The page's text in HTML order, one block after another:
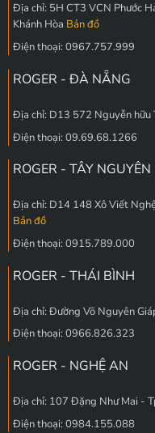
Địa chỉ: 5H CT3 VCN Phước
Khánh Hòa Bản đồ
Điện thoại: 0967.757.999
ROGER - ĐÀ NẴNG
Địa chỉ: D13 572 Nguyễn hữu
Điện thoại: 09.69.68.1266
ROGER - TÂY NGUYÊN
Địa chỉ: D14 148 Xô Viết
Bản đồ
Điện thoại: 0915.789.000
ROGER - THÁI BÌNH
Địa chỉ: Đường Võ Nguyên
Điện thoại: 0966.826.323
ROGER - NGHỆ AN
Địa chỉ: 107 Đặng Như Mai -
Điện thoại: 0984.155.088